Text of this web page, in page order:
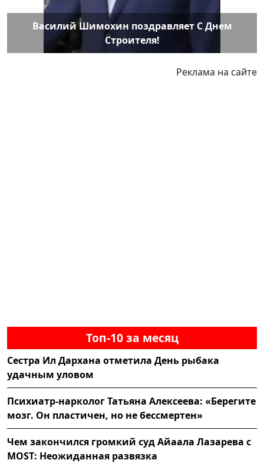
Василий Шимохин поздравляет С Днем
Строителя!
Реклама на сайте
Топ-10 за месяц
Сестра Ил Дархана отметила День рыбака
удачным уловом
Психиатр-нарколог Татьяна Алексеева: «Берегите
мозг. Он пластичен, но не бессмертен»
Чем закончился громкий суд Айаала Лазарева с
MOST: Неожиданная развязка